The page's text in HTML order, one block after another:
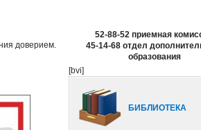
доверием.
52-88-52 приемная
45-14-68 отдел
образования
[bvi]
БИБЛИОТЕКА